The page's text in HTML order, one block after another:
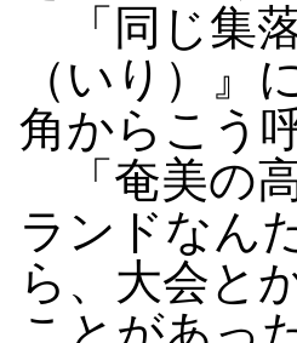
「同じ集
（いり）』
角からこう
「奄美の
ランドなん
ら、大会と
ことがあっ